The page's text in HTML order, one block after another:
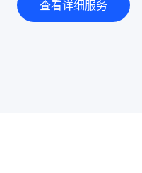
查看详细服务